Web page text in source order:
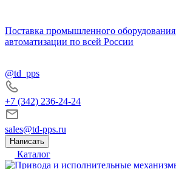
Поставка промышленного оборудования
автоматизации по всей России
@td_pps
+7 (342) 236-24-24
sales@td-pps.ru
Написать
Каталог